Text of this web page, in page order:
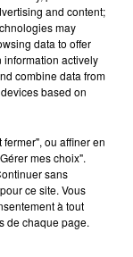
RÉDACTION
MOBILE
and content;
may
data to offer
information actively
combine data from
based on
ou affiner en
mes choix".
sans
ce site. Vous
à tout
de chaque page.